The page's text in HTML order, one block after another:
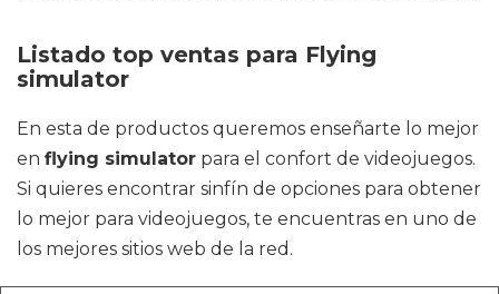
Listado top ventas para Flying
simulator
En esta de productos queremos enseñarte lo mejor
en flying simulator para el confort de videojuegos.
Si quieres encontrar sinfín de opciones para obtener
lo mejor para videojuegos, te encuentras en uno de
los mejores sitios web de la red.